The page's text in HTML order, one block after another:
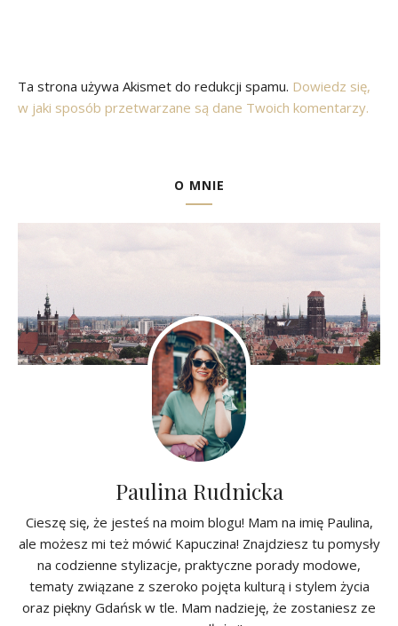
Ta strona używa Akismet do redukcji spamu. Dowiedz się,
w jaki sposób przetwarzane są dane Twoich komentarzy.
O MNIE
Paulina Rudnicka
Cieszę się, że jesteś na moim blogu! Mam na imię Paulina,
ale możesz mi też mówić Kapuczina! Znajdziesz tu pomysły
na codzienne stylizacje, praktyczne porady modowe,
tematy związane z szeroko pojęta kulturą i stylem życia
oraz piękny Gdańsk w tle. Mam nadzieję, że zostaniesz ze